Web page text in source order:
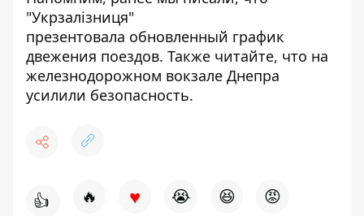
"Укрзалізниця"
презентовала обновленный график
двежения поездов. Также читайте, что на
железнодорожном вокзале Днепра
усилили безопасность.
👍 🔥 ♥ 😭 😆 😡